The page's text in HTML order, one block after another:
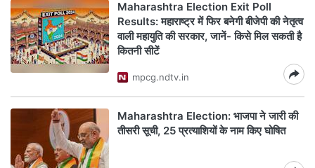
Maharashtra Election Exit Poll
Results: महाराष्ट्र में फिर बनेगी बीजेपी की नेतृत्व
वाली महायुति की सरकार, जानें- किसे मिल सकती है
कितनी सीटें
mpcg.ndtv.in
Maharashtra Election: भाजपा ने जारी की
तीसरी सूची, 25 प्रत्याशियों के नाम किए घोषित